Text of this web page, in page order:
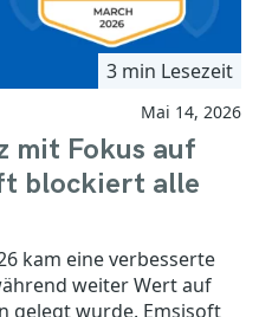
3 min Lesezeit
Mai 14, 2026
mit Fokus auf
blockiert alle
kam eine verbesserte
weiter Wert auf
gelegt wurde. Emsisoft